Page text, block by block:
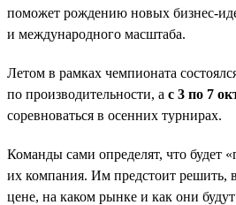
поможет рождению новых бизнес-
и международного масштаба.
Летом в рамках чемпионата
по производительности, а с 3 по 7
соревноваться в осенних турнирах.
Команды сами определят, что будет
их компания. Им предстоит решить,
цене, на каком рынке и как они